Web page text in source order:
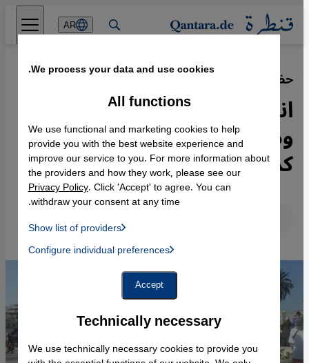
Direkt zum Inhalt springen
AR
حظر الإجهاض في المغرب·
20.06.2015
انفتاح على تقنين الإجهاض
ومطلب بتقبل الواقع المغربي
كما هو
عربي
We process your data and use cookies.
Technically necessary
We use technically necessary cookies to provide you
All functions
We use functional and marketing cookies to help
provide you with the best website experience and
improve our service to you. For more information about
the providers and how they work, please see our
Privacy Policy. Click 'Accept' to agree. You can
withdraw your consent at any time.
Show list of providers
Instagram Embed, Twitter Embed, Youtube Embed
Facebook Embed / Facebook Connect
Google Maps Embed
Configure individual preferences
Accept